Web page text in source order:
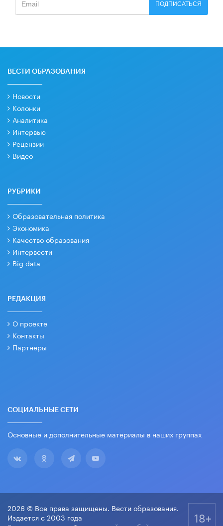
ПОДПИСАТЬСЯ
ВЕСТИ ОБРАЗОВАНИЯ
Новости
Колонки
Аналитика
Интервью
Рецензии
Видео
РУБРИКИ
Образовательная политика
Экономика
Качество образования
Интервести
Big data
РЕДАКЦИЯ
О проекте
Контакты
Партнеры
СОЦИАЛЬНЫЕ СЕТИ
Основные и дополнительные материалы в наших группах
2026 © Все права защищены. Вести образования.
Издается с 2003 года
18+